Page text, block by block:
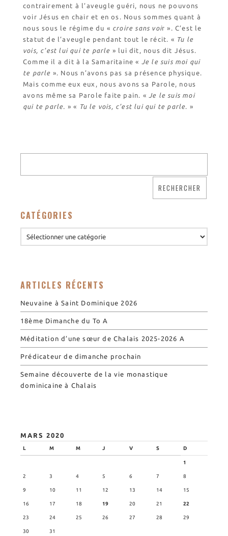
contrairement à l’aveugle guéri, nous ne pouvons
voir Jésus en chair et en os. Nous sommes quant à
nous sous le régime du « croire sans voir ». C’est le
statut de l’aveugle pendant tout le récit. « Tu le
vois, c’est lui qui te parle » lui dit, nous dit Jésus.
Comme il a dit à la Samaritaine « Je le suis moi qui
te parle ». Nous n’avons pas sa présence physique.
Mais comme eux eux, nous avons sa Parole, nous
avons même sa Parole faite pain. « Je le suis moi
qui te parle. » « Tu le vois, c’est lui qui te parle. »
CATÉGORIES
ARTICLES RÉCENTS
Neuvaine à Saint Dominique 2026
18ème Dimanche du To A
Méditation d’une sœur de Chalais 2025-2026 A
Prédicateur de dimanche prochain
Semaine découverte de la vie monastique
dominicaine à Chalais
MARS 2020
L M M J V S D
1
2 3 4 5 6 7 8
9 10 11 12 13 14 15
16 17 18 19 20 21 22
23 24 25 26 27 28 29
30 31